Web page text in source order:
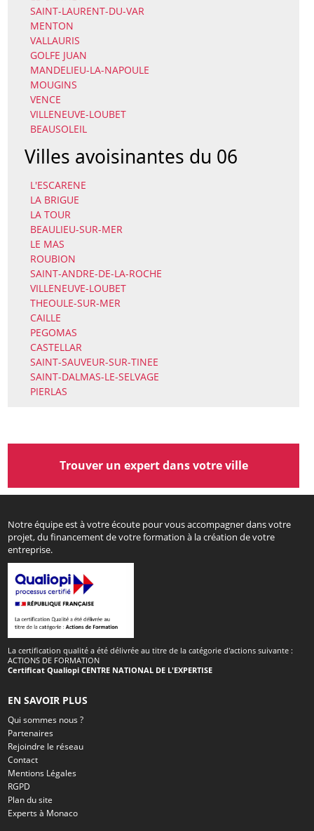
SAINT-LAURENT-DU-VAR
MENTON
VALLAURIS
GOLFE JUAN
MANDELIEU-LA-NAPOULE
MOUGINS
VENCE
VILLENEUVE-LOUBET
BEAUSOLEIL
Villes avoisinantes du 06
L'ESCARENE
LA BRIGUE
LA TOUR
BEAULIEU-SUR-MER
LE MAS
ROUBION
SAINT-ANDRE-DE-LA-ROCHE
VILLENEUVE-LOUBET
THEOULE-SUR-MER
CAILLE
PEGOMAS
CASTELLAR
SAINT-SAUVEUR-SUR-TINEE
SAINT-DALMAS-LE-SELVAGE
PIERLAS
Trouver un expert dans votre ville
Notre équipe est à votre écoute pour vous accompagner dans votre
projet, du financement de votre formation à la création de votre
entreprise.
La certification qualité a été délivrée au titre de la catégorie d'actions suivante :
ACTIONS DE FORMATION
Certificat Qualiopi CENTRE NATIONAL DE L'EXPERTISE
EN SAVOIR PLUS
Qui sommes nous ?
Partenaires
Rejoindre le réseau
Contact
Mentions Légales
RGPD
Plan du site
Experts à Monaco